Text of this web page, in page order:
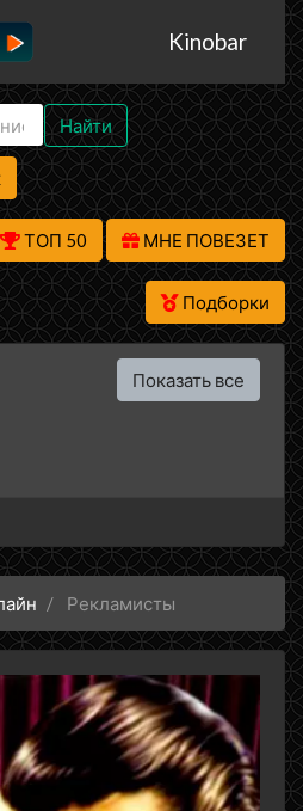
Kinobar
Найти
ТОП 50 МНЕ ПОВЕЗЕТ
Подборки
Показать все
Рекламисты